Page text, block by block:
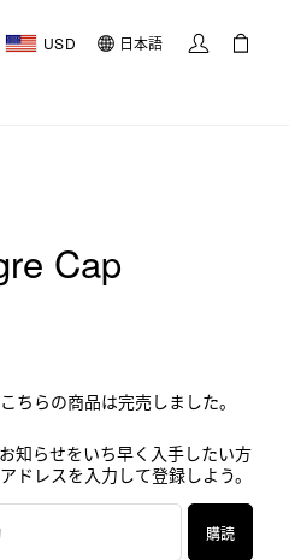
USD 日本語
Cap
ちらの商品は完売しました。
知らせをいち早く入手したい方
ドレスを入力して登録しよう。
購読